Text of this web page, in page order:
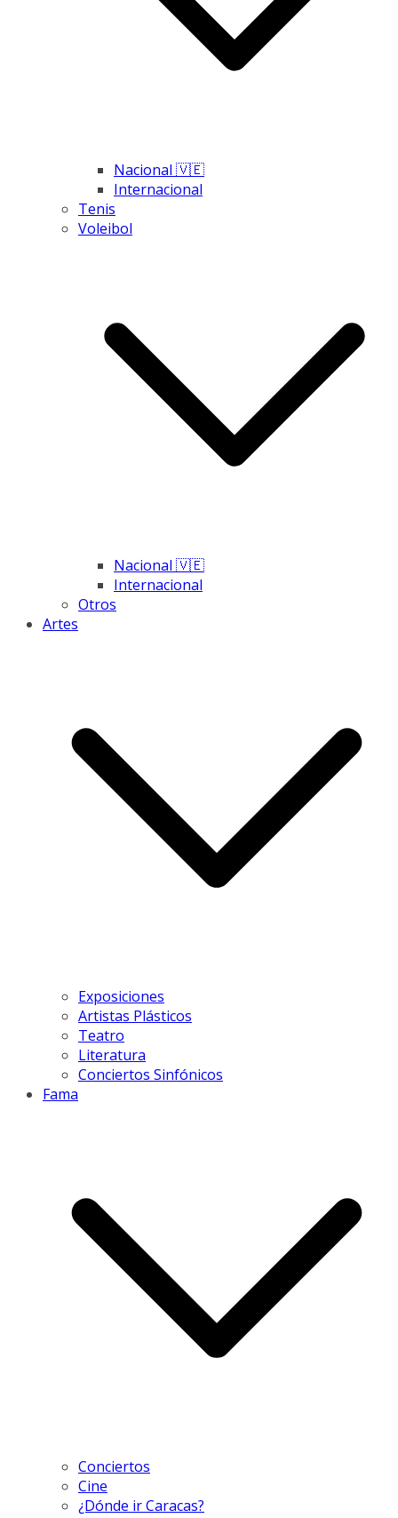
Nacional 🇻🇪
Internacional
Tenis
Voleibol
Nacional 🇻🇪
Internacional
Otros
Artes
Exposiciones
Artistas Plásticos
Teatro
Literatura
Conciertos Sinfónicos
Fama
Conciertos
Cine
¿Dónde ir Caracas?